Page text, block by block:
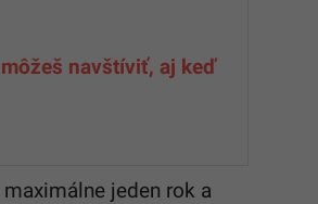
navštíviť, aj keď
jeden rok a